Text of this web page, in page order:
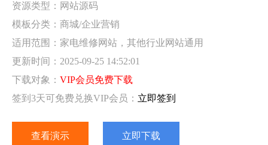
资源类型：网站源码
模板分类：商城/企业营销
适用范围：家电维修网站，其他行业网站通用
更新时间：2025-09-25 14:52:01
下载对象： VIP会员免费下载
签到3天可免费兑换VIP会员： 立即签到
查看演示 立即下载